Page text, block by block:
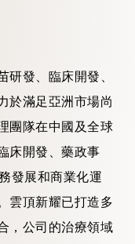
發、臨床開發、
於滿足亞洲市場尚
團隊在中國及全球
床開發、藥政事
發展和商業化運
雲頂新耀已打造多
，公司的治療領域